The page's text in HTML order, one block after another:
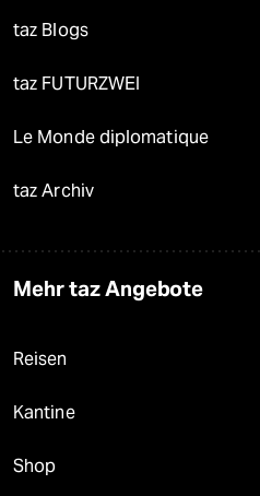
taz Blogs
taz FUTURZWEI
Le Monde diplomatique
taz Archiv
Mehr taz Angebote
Reisen
Kantine
Shop